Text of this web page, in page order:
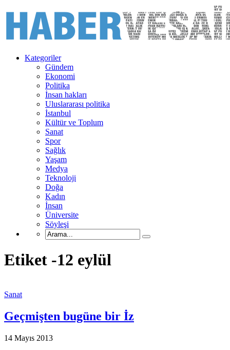
Kategoriler
Gündem
Ekonomi
Politika
İnsan hakları
Uluslararası politika
İstanbul
Kültür ve Toplum
Sanat
Spor
Sağlık
Yaşam
Medya
Teknoloji
Doğa
Kadın
İnsan
Üniversite
Söyleşi
Etiket -12 eylül
Sanat
Geçmişten bugüne bir İz
14 Mayıs 2013